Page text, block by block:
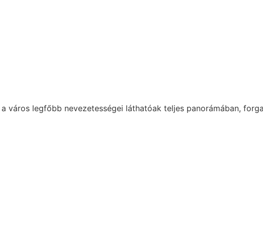
város legfőbb nevezetességei láthatóak teljes panorámában,